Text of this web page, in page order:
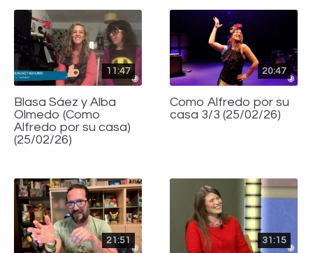
11:47
Blasa Sáez y Alba
Olmedo (Como
Alfredo por su casa)
(25/02/26)
20:47
Como Alfredo por su
casa 3/3 (25/02/26)
21:51 31:15